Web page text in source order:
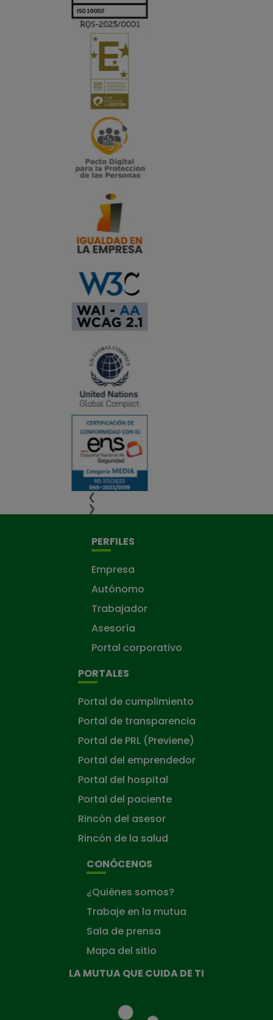
❮
❯
PERFILES
Empresa
Autónomo
Trabajador
Asesoría
Portal corporativo
PORTALES
Portal de cumplimiento
Portal de transparencia
Portal de PRL (Previene)
Portal del emprendedor
Portal del hospital
Portal del paciente
Rincón del asesor
Rincón de la salud
CONÓCENOS
¿Quiénes somos?
Trabaje en la mutua
Sala de prensa
Mapa del sitio
LA MUTUA QUE CUIDA DE TI
Mutua